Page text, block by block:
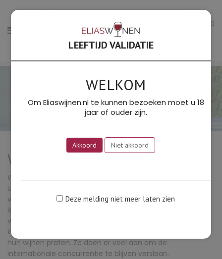
0
Welkom bij Elias Wijnen
Welkom bij het wijnbedrijf van Ton Elias & Monique de Vos.
Uitgegroeid van hun hobby tot een serieus verkoopkanaal
van mooie wijnen. Louter uit Frankrijk, dat is immers het
land waar volgens ons nog steeds de mooiste wijnen
vandaan komen. We zoeken de wijnmakers op in hun
kelders, die vervolgens met grote liefde over hun vak en
hun wijnen praten. Ze doen er veel aan om de
internationale concurrentie te blijven verslaan.
LEEFTIJD VALIDATIE
WELKOM
Om Eliaswijnen.nl te kunnen bezoeken moet u 18
jaar of ouder zijn.
Akkoord Niet akkoord
Deze melding niet meer laten zien